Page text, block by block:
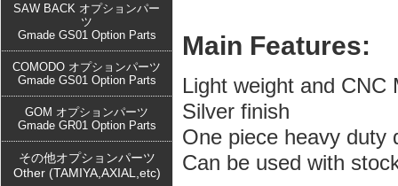
SAW BACK オプションパー
ツ
Gmade GS01 Option Parts
COMODO オプションパーツ
Gmade GS01 Option Parts
GOM オプションパーツ
Gmade GR01 Option Parts
その他オプションパーツ
Other (TAMIYA,AXIAL,etc)
Main Features:
Light weight and CNC
Silver finish
One piece heavy duty
Can be used with